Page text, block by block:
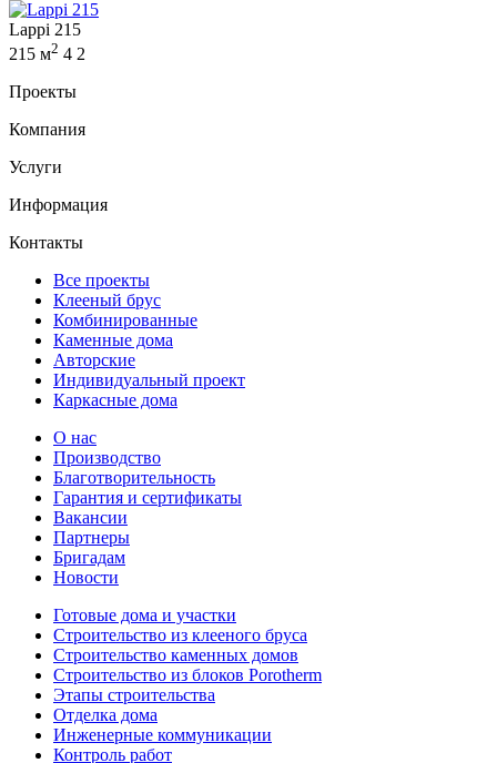
Lappi 215
215 м2 4 2
Проекты
Компания
Услуги
Информация
Контакты
Все проекты
Клееный брус
Комбинированные
Каменные дома
Авторские
Индивидуальный проект
Каркасные дома
О нас
Производство
Благотворительность
Гарантия и сертификаты
Вакансии
Партнеры
Бригадам
Новости
Готовые дома и участки
Строительство из клееного бруса
Строительство каменных домов
Строительство из блоков Porotherm
Этапы строительства
Отделка дома
Инженерные коммуникации
Контроль работ